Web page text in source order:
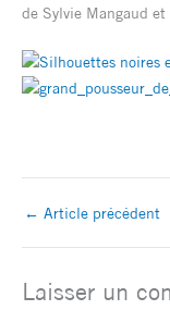
de Sylvie Mangaud
← Article précédent
Laisser un